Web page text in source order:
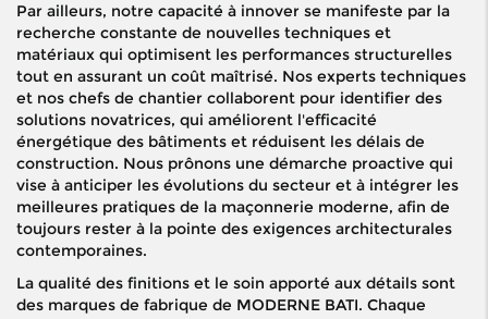
Par ailleurs, notre capacité à innover se manifeste par la
recherche constante de nouvelles techniques et
matériaux qui optimisent les performances structurelles
tout en assurant un coût maîtrisé. Nos experts techniques
et nos chefs de chantier collaborent pour identifier des
solutions novatrices, qui améliorent l'efficacité
énergétique des bâtiments et réduisent les délais de
construction. Nous prônons une démarche proactive qui
vise à anticiper les évolutions du secteur et à intégrer les
meilleures pratiques de la maçonnerie moderne, afin de
toujours rester à la pointe des exigences architecturales
contemporaines.
La qualité des finitions et le soin apporté aux détails sont
des marques de fabrique de MODERNE BATI. Chaque